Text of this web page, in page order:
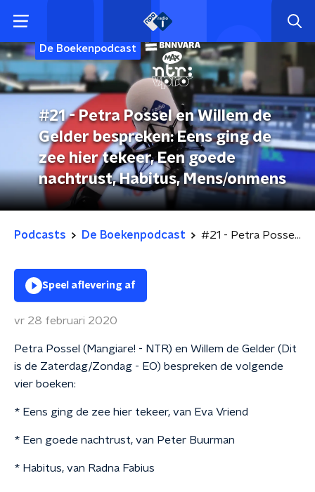
De Boekenpodcast
#21 - Petra Possel en Willem de
Gelder bespreken: Eens ging de
zee hier tekeer, Een goede
nachtrust, Habitus, Mens/onmens
Podcasts De Boekenpodcast #21 - Petra Possel en Willem de Gelder bespreken: Eens ging de zee hier tekeer, Een goede nachtrust, Habitus, Mens/onmens
Speel aflevering af
vr 28 februari 2020
Petra Possel (Mangiare! - NTR) en Willem de Gelder (Dit
is de Zaterdag/Zondag - EO) bespreken de volgende
vier boeken:
* Eens ging de zee hier tekeer, van Eva Vriend
* Een goede nachtrust, van Peter Buurman
* Habitus, van Radna Fabius